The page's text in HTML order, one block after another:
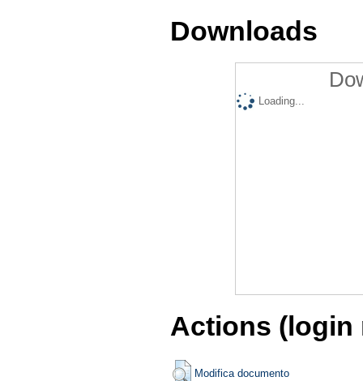
Downloads
Loading...
Actions (login
Modifica documento